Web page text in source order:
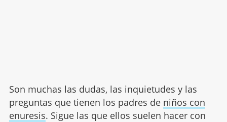
Son muchas las dudas, las inquietudes y las
preguntas que tienen los padres de niños con
enuresis. Sigue las que ellos suelen hacer con